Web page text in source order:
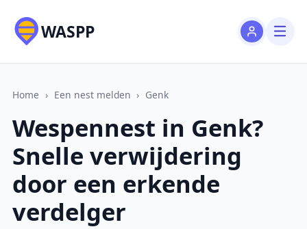
WASPP
Home › Een nest melden › Genk
Wespennest in Genk?
Snelle verwijdering
door een erkende
verdelger